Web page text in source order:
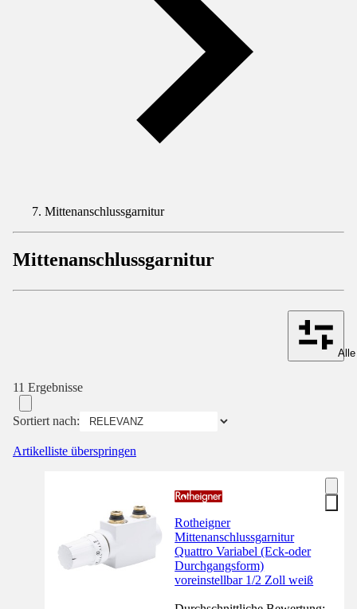
Mittenanschlussgarnitur
Mittenanschlussgarnitur
11 Ergebnisse
Sortiert nach:
Artikelliste überspringen
Rotheigner
Mittenanschlussgarnitur
Quattro Variabel (Eck-oder
Durchgangsform)
voreinstellbar 1/2 Zoll weiß